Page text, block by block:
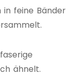
in feine Bänder
ähnelt.